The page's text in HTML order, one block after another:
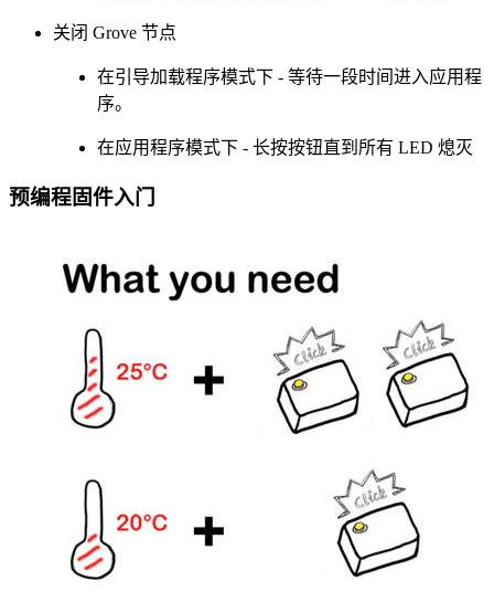
关闭 Grove 节点
在引导加载程序模式下 - 等待一段时间进入应用程
序。
在应用程序模式下 - 长按按钮直到所有 LED 熄灭
预编程固件入门